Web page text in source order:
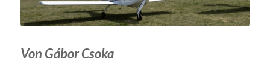
Von Gábor Csoka